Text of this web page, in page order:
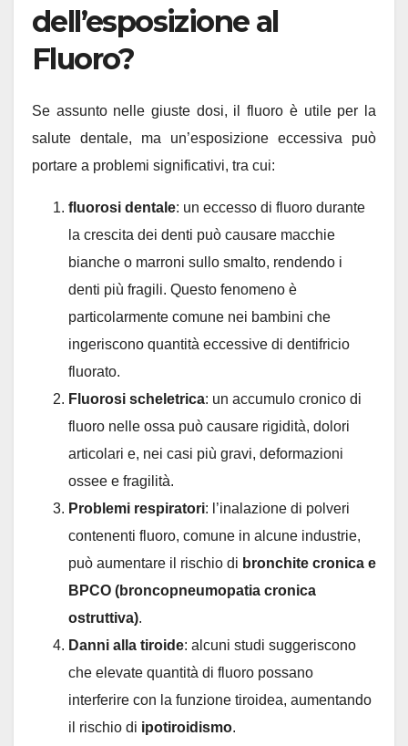
dell’esposizione al
Fluoro?
Se assunto nelle giuste dosi, il fluoro è utile per la
salute dentale, ma un’esposizione eccessiva può
portare a problemi significativi, tra cui:
fluorosi dentale: un eccesso di fluoro durante
la crescita dei denti può causare macchie
bianche o marroni sullo smalto, rendendo i
denti più fragili. Questo fenomeno è
particolarmente comune nei bambini che
ingeriscono quantità eccessive di dentifricio
fluorato.
Fluorosi scheletrica: un accumulo cronico di
fluoro nelle ossa può causare rigidità, dolori
articolari e, nei casi più gravi, deformazioni
ossee e fragilità.
Problemi respiratori: l’inalazione di polveri
contenenti fluoro, comune in alcune industrie,
può aumentare il rischio di bronchite cronica e
BPCO (broncopneumopatia cronica
ostruttiva).
Danni alla tiroide: alcuni studi suggeriscono
che elevate quantità di fluoro possano
interferire con la funzione tiroidea, aumentando
il rischio di ipotiroidismo.